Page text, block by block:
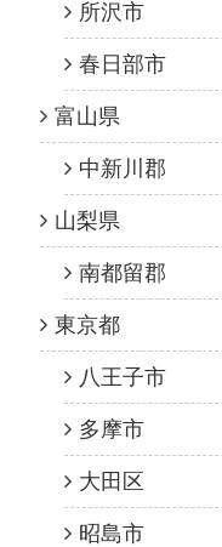
所沢市
春日部市
富山県
中新川郡
山梨県
南都留郡
東京都
八王子市
多摩市
大田区
昭島市